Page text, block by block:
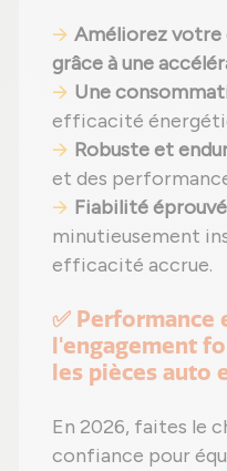
Améliorez votre
grâce à une
Une
efficacité
Robuste et
et des
Fiabilité
minutieusement
efficacité accrue.
✅ Performance
l'engagement
les pièces auto
En 2026, faites le
confiance pour